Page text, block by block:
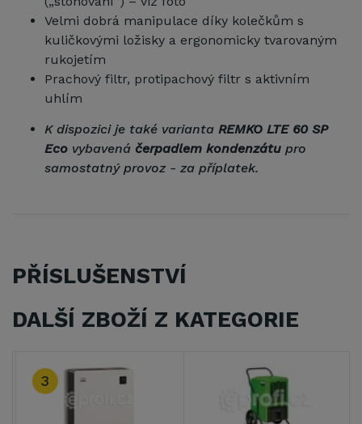
Velmi dobrá manipulace díky kolečkům s
kuličkovými ložisky a ergonomicky tvarovaným
rukojetím
Prachový filtr, protipachový filtr s aktivním
uhlím
K dispozici je také varianta REMKO LTE 60 SP
Eco vybavená čerpadlem kondenzátu pro
samostatný provoz - za příplatek.
PŘÍSLUŠENSTVÍ
DALŠÍ ZBOŽÍ Z KATEGORIE
3